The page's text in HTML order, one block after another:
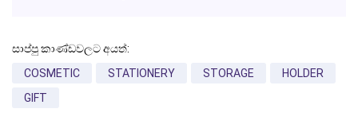
සාප්පු කාණ්ඩවලට අයත්:
COSMETIC
STATIONERY STORAGE
HOLDER
GIFT